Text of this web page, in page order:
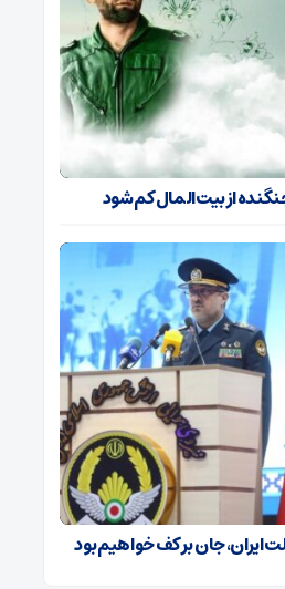
از بیت‌المال کم شود
ایران، جان بر کف خواهیم بود